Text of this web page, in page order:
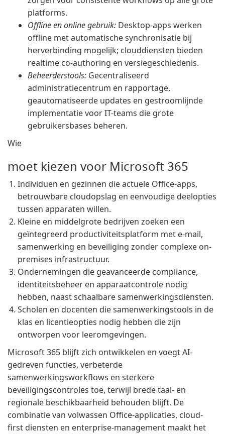
platforms.
Offline en online gebruik: Desktop-apps werken
offline met automatische synchronisatie bij
herverbinding mogelijk; clouddiensten bieden
realtime co-authoring en versiegeschiedenis.
Beheerderstools: Gecentraliseerd
administratiecentrum en rapportage,
geautomatiseerde updates en gestroomlijnde
implementatie voor IT-teams die grote
gebruikersbases beheren.
Wie
moet kiezen voor Microsoft 365
Individuen en gezinnen die actuele Office-apps,
betrouwbare cloudopslag en eenvoudige deelopties
tussen apparaten willen.
Kleine en middelgrote bedrijven zoeken een
geïntegreerd productiviteitsplatform met e-mail,
samenwerking en beveiliging zonder complexe on-
premises infrastructuur.
Ondernemingen die geavanceerde compliance,
identiteitsbeheer en apparaatcontrole nodig
hebben, naast schaalbare samenwerkingsdiensten.
Scholen en docenten die samenwerkingstools in de
klas en licentieopties nodig hebben die zijn
ontworpen voor leeromgevingen.
Microsoft 365 blijft zich ontwikkelen en voegt AI-
gedreven functies, verbeterde
samenwerkingsworkflows en sterkere
beveiligingscontroles toe, terwijl brede taal- en
regionale beschikbaarheid behouden blijft. De
combinatie van volwassen Office-applicaties, cloud-
first diensten en enterprise-management maakt het